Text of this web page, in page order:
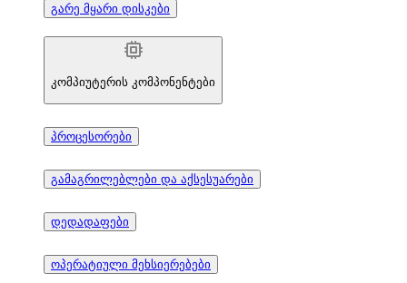
გარე მყარი დისკები
კომპიუტერის კომპონენტები
პროცესორები
გამაგრილებლები და აქსესუარები
დედადაფები
ოპერატიული მეხსიერებები